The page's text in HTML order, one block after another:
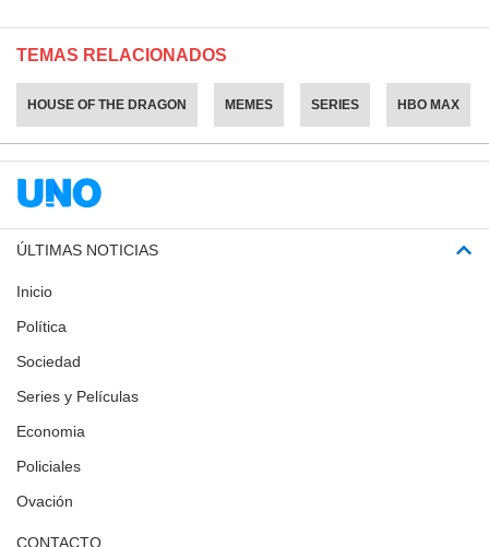
TEMAS RELACIONADOS
HOUSE OF THE DRAGON MEMES SERIES HBO MAX
ÚLTIMAS NOTICIAS
Inicio
Política
Sociedad
Series y Películas
Economia
Policiales
Ovación
CONTACTO